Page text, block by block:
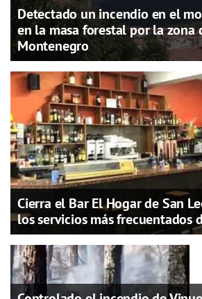
Detectado un incendio en el
en la masa forestal por la zona
Montenegro
Cierra el Bar El Hogar de San
los servicios más frecuentados